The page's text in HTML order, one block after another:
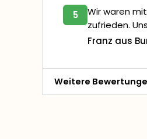
5
Wir waren
zufrieden.
Franz aus
Weitere